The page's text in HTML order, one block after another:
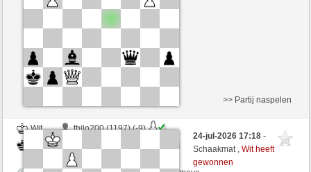
Wit
thilo200 (1197) (-9)
Zwart
>> Partij naspelen
24-jul-2026 17:18-
Schaakmat ,Wit heeft
gewonnen